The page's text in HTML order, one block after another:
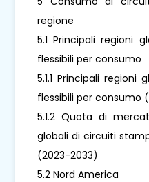
regione
5.1 Principali regioni
flessibili per consumo
5.1.1 Principali
flessibili per consumo
5.1.2 Quota di
globali di circuiti
(2023-2033)
5.2 Nord America